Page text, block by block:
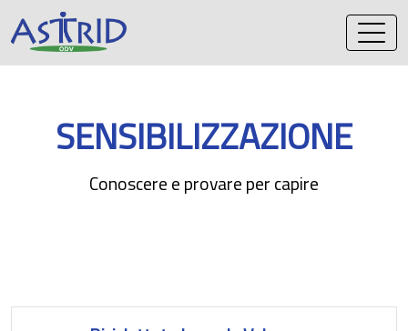
contenuto
SENSIBILIZZAZIONE
Conoscere e provare per capire